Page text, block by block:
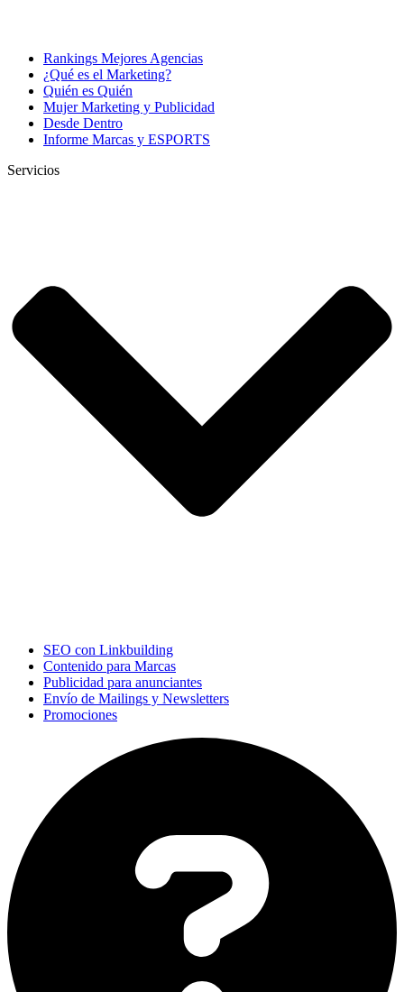
Rankings Mejores Agencias
¿Qué es el Marketing?
Quién es Quién
Mujer Marketing y Publicidad
Desde Dentro
Informe Marcas y ESPORTS
Servicios
SEO con Linkbuilding
Contenido para Marcas
Publicidad para anunciantes
Envío de Mailings y Newsletters
Promociones